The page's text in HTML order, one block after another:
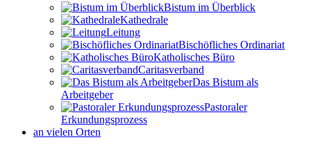
Bistum im Überblick
Kathedrale
Leitung
Bischöfliches Ordinariat
Katholisches Büro
Caritasverband
Das Bistum als
Arbeitgeber
Pastoraler
Erkundungsprozess
an vielen Orten